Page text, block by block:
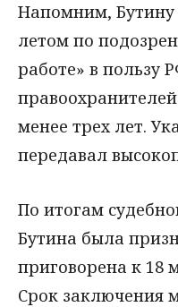
Напомним,
летом по
работе» в пользу
менее трех лет.
передавал
По итогам
Бутина была
приговорена к 18
Срок заключения